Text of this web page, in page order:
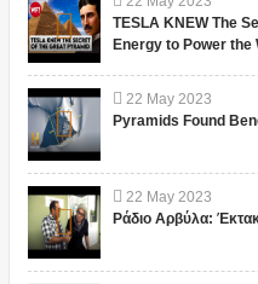
TESLA KNEW The
Energy to Power the
22 May 2023
Pyramids Found
22 May 2023
Ράδιο Αρβύλα: